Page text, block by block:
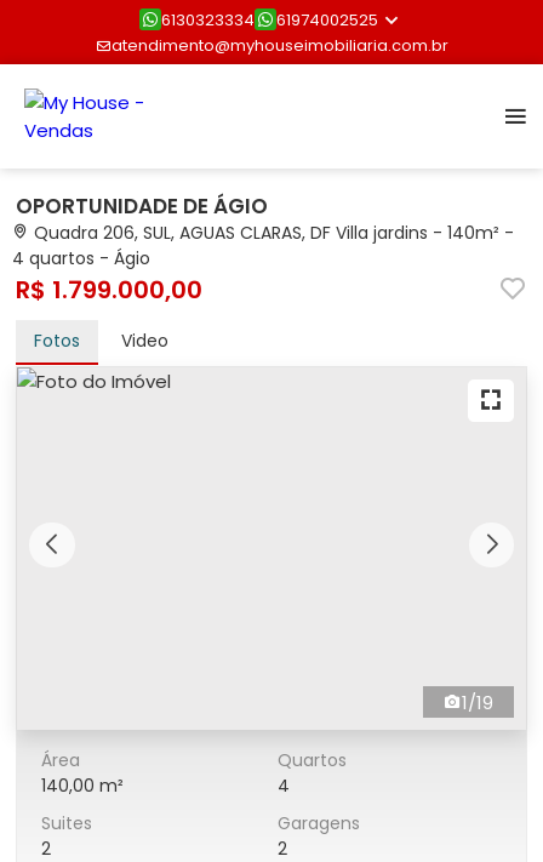
6130323334
61974002525
atendimento@myhouseimobiliaria.com.br
OPORTUNIDADE DE ÁGIO
Quadra 206, SUL, AGUAS CLARAS, DF Villa jardins - 140m² -
4 quartos - Ágio
R$ 1.799.000,00
Fotos Video
1/19
Área
140,00 m²
Quartos
4
Suites
2
Garagens
2